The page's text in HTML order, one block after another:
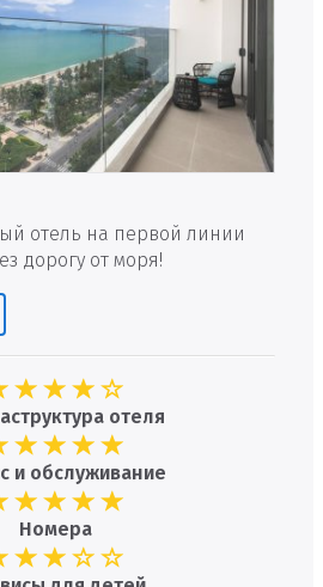
отель на первой линии
дорогу от моря!
отеля
и обслуживание
Номера